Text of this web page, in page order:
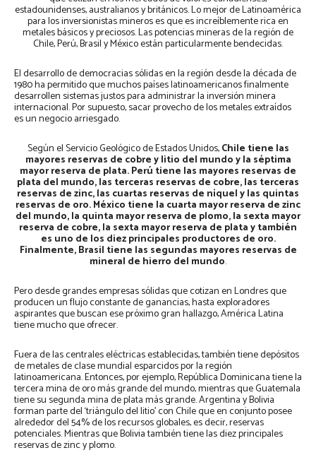
estadounidenses, australianos y británicos. Lo mejor de Latinoamérica
para los inversionistas mineros es que es increíblemente rica en
metales básicos y preciosos. Las potencias mineras de la región de
Chile, Perú, Brasil y México están particularmente bendecidas.
El desarrollo de democracias sólidas en la región desde la década de
1980 ha permitido que muchos países latinoamericanos finalmente
desarrollen sistemas justos para administrar la inversión minera
internacional. Por supuesto, sacar provecho de los metales extraídos
es un negocio arriesgado.
Según el Servicio Geológico de Estados Unidos,Chile tiene las
mayores reservas de cobre y litio del mundo y la séptima
mayor reserva de plata. Perú tiene las mayores reservas de
plata del mundo, las terceras reservas de cobre, las terceras
reservas de zinc, las cuartas reservas de níquel y las quintas
reservas de oro. México tiene la cuarta mayor reserva de zinc
del mundo, la quinta mayor reserva de plomo, la sexta mayor
reserva de cobre, la sexta mayor reserva de plata y también
es uno de los diez principales productores de oro.
Finalmente, Brasil tiene las segundas mayores reservas de
mineral de hierro del mundo.
Pero desde grandes empresas sólidas que cotizan en Londres que
producen un flujo constante de ganancias, hasta exploradores
aspirantes que buscan ese próximo gran hallazgo, América Latina
tiene mucho que ofrecer.
Fuera de las centrales eléctricas establecidas, también tiene depósitos
de metales de clase mundial esparcidos por la región
latinoamericana. Entonces, por ejemplo, República Dominicana tiene la
tercera mina de oro más grande del mundo, mientras que Guatemala
tiene su segunda mina de plata más grande. Argentina y Bolivia
forman parte del ‘triángulo del litio’ con Chile que en conjunto posee
alrededor del 54% de los recursos globales, es decir, reservas
potenciales. Mientras que Bolivia también tiene las diez principales
reservas de zinc y plomo.